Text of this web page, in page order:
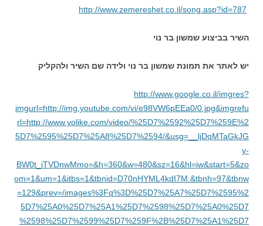
http://www.zemereshet.co.il/song.asp?id=787
השיר בביצוע שמשון בר נוי
יש לאתר את תמונת שמשון בר נוי ולידה שם השיר ולהקליק
http://www.google.co.il/imgres?
imgurl=http://img.youtube.com/vi/e98VW6pEEa0/0.jpg&imgrefu
rl=http://www.yolike.com/video/%25D7%2592%25D7%259E%2
5D7%2595%25D7%25A8%25D7%2594/&usg=__ljDqMTaGkJG
y-
BW0t_iTVDnwMmo=&h=360&w=480&sz=16&hl=iw&start=5&zo
om=1&um=1&itbs=1&tbnid=D70nHYML4kdI7M:&tbnh=97&tbnw
=129&prev=/images%3Fq%3D%25D7%25A7%25D7%2595%2
5D7%25A0%25D7%25A1%25D7%2598%25D7%25A0%25D7
%2598%25D7%2599%25D7%259F%2B%25D7%25A1%25D7